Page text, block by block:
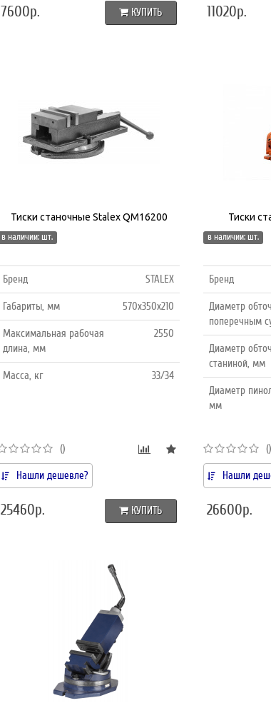
7600р. КУПИТЬ 11020р.
Тиски станочные Stalex QM16200
в наличии: шт.
Бренд STALEX
Габариты, мм 570х350х210
Максимальная рабочая
длина, мм
2550
Масса, кг 33/34
()
Нашли дешевле?
25460р. КУПИТЬ
Тиски
в наличии: шт.
Бренд
Диаметр
поперечным
Диаметр
станиной, мм
Диаметр
мм
()
Нашли
26600р.